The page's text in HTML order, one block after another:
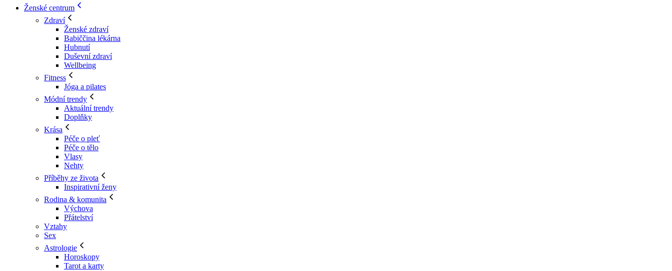
Ženské centrum
Zdraví
Ženské zdraví
Babiččina lékárna
Hubnutí
Duševní zdraví
Wellbeing
Fitness
Jóga a pilates
Módní trendy
Aktuální trendy
Doplňky
Krása
Péče o pleť
Péče o tělo
Vlasy
Nehty
Příběhy ze života
Inspirativní ženy
Rodina & komunita
Výchova
Přátelství
Vztahy
Sex
Astrologie
Horoskopy
Tarot a karty